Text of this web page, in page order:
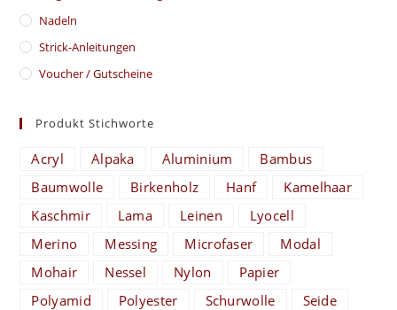
Nadeln
Strick-Anleitungen
Voucher / Gutscheine
Produkt Stichworte
Acryl Alpaka Aluminium
Bambus
Baumwolle
Birkenholz Hanf
Kamelhaar
Kaschmir
Lama Leinen
Lyocell
Merino
Messing Microfaser
Modal
Mohair
Nessel Nylon
Papier
Polyamid
Polyester Schurwolle
Seide